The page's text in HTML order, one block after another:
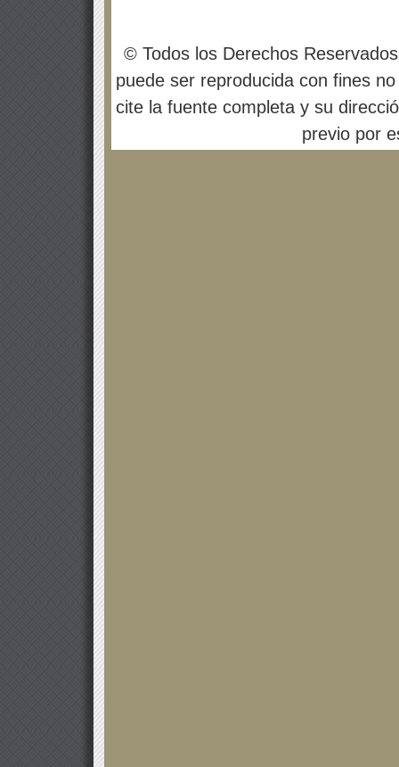
© Todos los Derechos
puede ser reproducida con fines
cite la fuente completa y su
previo por